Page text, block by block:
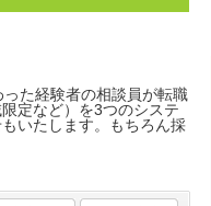
た経験者の相談員が転職
定など）を3つのシステ
いたします。もちろん採